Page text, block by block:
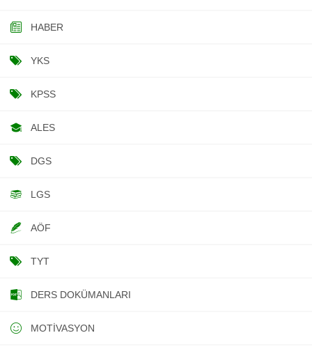
HABER
YKS
KPSS
ALES
DGS
LGS
AÖF
TYT
DERS DOKÜMANLARI
MOTIVASYON